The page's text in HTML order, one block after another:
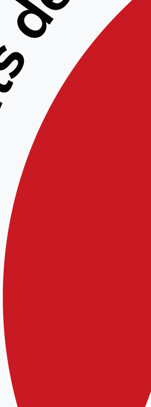
Найдите лучшие
доступа к
Ищете интересный контент
порно тг каналы, которые
доступны как открытые
можно делиться видео и
Пользователи могут легко
получить доступ к
наслаждаться безопасным
Преимущества
Доступ к приватным и